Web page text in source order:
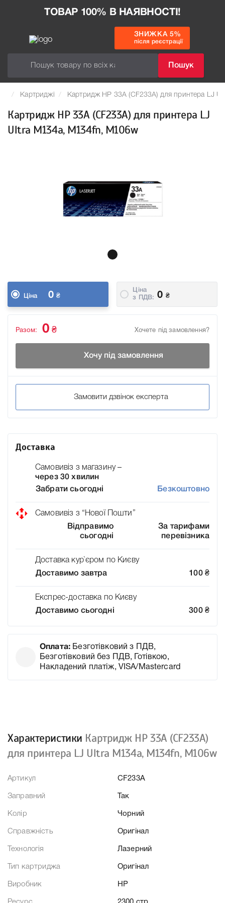
ТОВАР 100% В НАЯВНОСТІ!
Пошук
ЗНИЖКА 5%
після реєстрації
Картриджі Картридж HP 33A (CF233A) для принтера LJ
Картридж HP 33A (CF233A) для принтера LJ
Ultra M134a, M134fn, M106w
Ціна 0 ₴
Ціна
з ПДВ:
0 ₴
Хочете під замовлення?
Разом: 0 ₴
Хочу під замовлення
Замовити дзвінок експерта
Доставка
Самовивіз з магазину –
через 30 хвилин
Забрати сьогодні
Безкоштовно
Самовивіз з “Нової Пошти”
Відправимо
сьогодні
За тарифами
перевізника
Доставка кур`єром по Києву
Доставимо завтра
100 ₴
Експрес-доставка по Києву
Доставимо сьогодні
300 ₴
Оплата: Безготівковий з ПДВ,
Безготівковий без ПДВ, Готівкою,
Накладений платіж, VISA/Mastercard
Характеристики Картридж HP 33A (CF233A)
для принтера LJ Ultra M134a, M134fn, M106w
Артикул CF233A
Заправний Так
Колір Чорний
Справжність Оригінал
Технологія Лазерний
Тип картриджа Оригінал
Виробник HP